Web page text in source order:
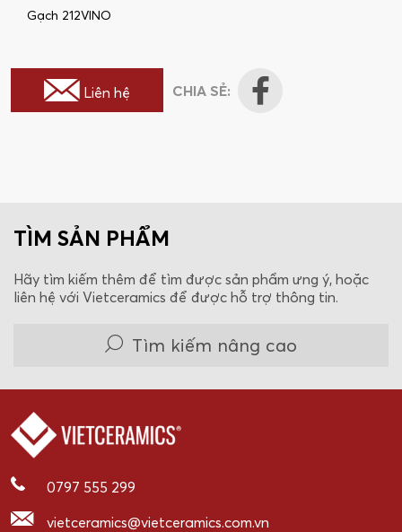
Gạch 212VINO
Liên hệ CHIA SẺ:
TÌM SẢN PHẨM
Hãy tìm kiếm thêm để tìm được sản phẩm ưng ý, hoặc
liên hệ với Vietceramics để được hỗ trợ thông tin.
Tìm kiếm nâng cao
0797 555 299
vietceramics@vietceramics.com.vn